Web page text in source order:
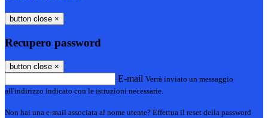
button close ×
Recupero password
button close ×
E-mail Verrà inviato un messaggio
all'indirizzo indicato con le istruzioni necessarie.
Non hai una e-mail associata al nome utente? Effettua il reset della password